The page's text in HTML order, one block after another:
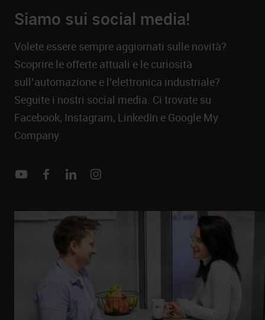
Siamo sui social media!
Volete essere sempre aggiornati sulle novità?
Scoprire le offerte attuali e le curiosità
sull’automazione e l’elettronica industriale?
Seguite i nostri social media. Ci trovate su
Facebook, Instagram, LinkedIn e Google My
Company.
YoutubeFacebookLinkedinInstagram